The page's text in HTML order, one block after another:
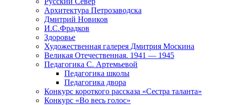
Архитектура Петрозаводска
Дмитрий Новиков
И.С.Фрадков
Здоровье
Художественная галерея Дмитрия Москина
Великая Отечественная. 1941 — 1945
Педагогика С. Артемьевой
Педагогика школы
Педагогика двора
Конкурс короткого рассказа «Сестра таланта»
Конкурс «Во весь голос»